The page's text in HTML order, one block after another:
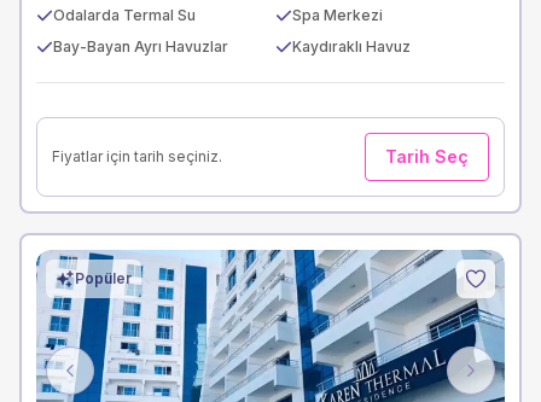
Odalarda Termal Su
Spa Merkezi
Bay-Bayan Ayrı Havuzlar
Kaydıraklı Havuz
Fiyatlar için tarih seçiniz. Tarih Seç
Previous Next
Popüler